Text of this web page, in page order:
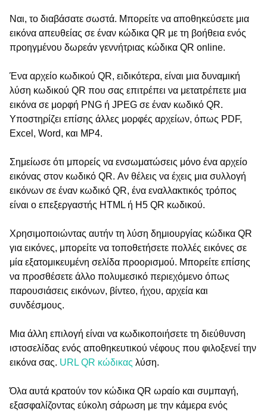
Ναι, το διαβάσατε σωστά. Μπορείτε να αποθηκεύσετε μια
εικόνα απευθείας σε έναν κώδικα QR με τη βοήθεια ενός
προηγμένου δωρεάν γεννήτριας κώδικα QR online.
Ένα αρχείο κωδικού QR, ειδικότερα, είναι μια δυναμική
λύση κωδικού QR που σας επιτρέπει να μετατρέπετε μια
εικόνα σε μορφή PNG ή JPEG σε έναν κωδικό QR.
Υποστηρίζει επίσης άλλες μορφές αρχείων, όπως PDF,
Excel, Word, και MP4.
Σημείωσε ότι μπορείς να ενσωματώσεις μόνο ένα αρχείο
εικόνας στον κωδικό QR. Αν θέλεις να έχεις μια συλλογή
εικόνων σε έναν κωδικό QR, ένα εναλλακτικός τρόπος
είναι ο επεξεργαστής HTML ή H5 QR κωδικού.
Χρησιμοποιώντας αυτήν τη λύση δημιουργίας κώδικα QR
για εικόνες, μπορείτε να τοποθετήσετε πολλές εικόνες σε
μία εξατομικευμένη σελίδα προορισμού. Μπορείτε επίσης
να προσθέσετε άλλο πολυμεσικό περιεχόμενο όπως
παρουσιάσεις εικόνων, βίντεο, ήχου, αρχεία και
συνδέσμους.
Μια άλλη επιλογή είναι να κωδικοποιήσετε τη διεύθυνση
ιστοσελίδας ενός αποθηκευτικού νέφους που φιλοξενεί την
εικόνα σας. URL QR κώδικας λύση.
Όλα αυτά κρατούν τον κώδικα QR ωραίο και συμπαγή,
εξασφαλίζοντας εύκολη σάρωση με την κάμερα ενός